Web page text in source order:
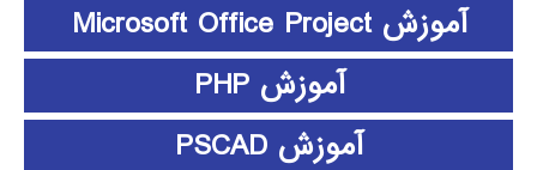
آموزش Microsoft Office Project
آموزش PHP
آموزش PSCAD